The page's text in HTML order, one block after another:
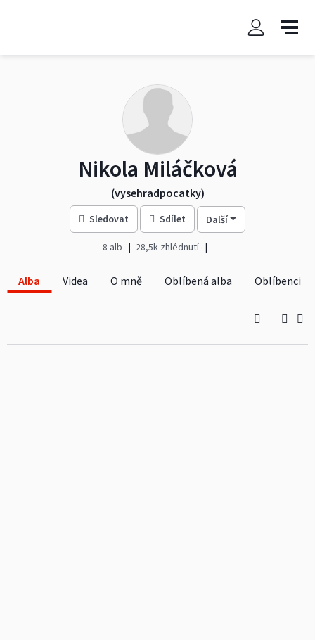
Nikola Miláčková
(vysehradpocatky)
Sledovat Sdílet Další
8 alb 28,5k zhlédnutí
Alba Videa O mně Oblíbená alba Oblíbenci